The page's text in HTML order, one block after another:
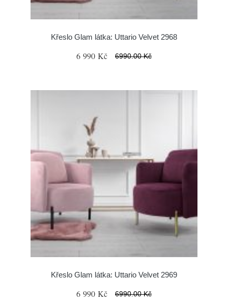
Křeslo Glam látka: Uttario Velvet 2968
6 990 Kč 6990.00 Kč
Křeslo Glam látka: Uttario Velvet 2969
6 990 Kč 6990.00 Kč